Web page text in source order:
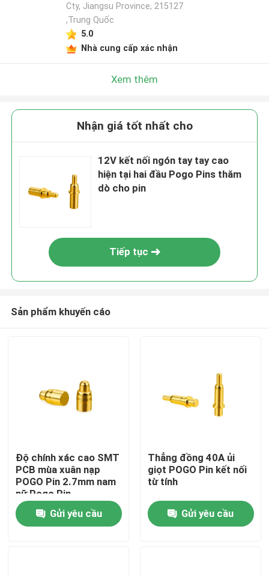
Nhà
Cty, Jiangsu Province, 215127
,Trung Quốc
5.0
Nhà cung cấp xác nhận
Xem thêm
Nhận giá tốt nhất cho
12V kết nối ngón tay tay cao
hiện tại hai đầu Pogo Pins thăm
dò cho pin
Tiếp tục
Sản phẩm khuyến cáo
Độ chính xác cao SMT
PCB mùa xuân nạp
POGO Pin 2.7mm nam
nữ Pogo Pin
Gửi yêu cầu
Thẳng đồng 40A ủi
giọt POGO Pin kết nối
từ tính
Gửi yêu cầu